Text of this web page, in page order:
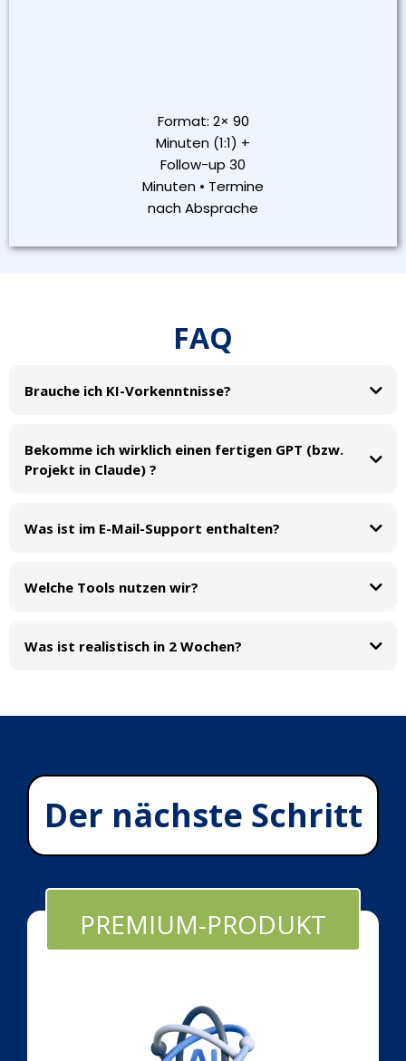
Format: 2× 90
Minuten (1:1) +
Follow-up 30
Minuten • Termine
nach Absprache
FAQ
Brauche ich KI-Vorkenntnisse?
Bekomme ich wirklich einen fertigen GPT (bzw.
Projekt in Claude) ?
Was ist im E-Mail-Support enthalten?
Welche Tools nutzen wir?
Was ist realistisch in 2 Wochen?
Der nächste Schritt
PREMIUM-PRODUKT